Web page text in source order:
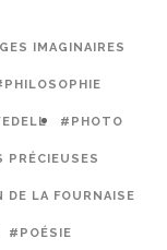
IMAGINAIRES
#PHOTO
PRÉCIEUSES
DE LA FOURNAISE
#POÉSIE